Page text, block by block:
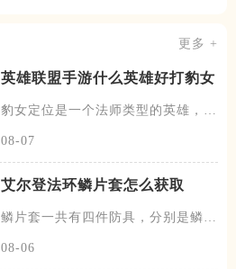
更多 +
英雄联盟手游什么英雄好打豹女
豹女定位是一个法师类型的英雄，有
08-07
艾尔登法环鳞片套怎么获取
鳞片套一共有四件防具，分别是鳞片
08-06